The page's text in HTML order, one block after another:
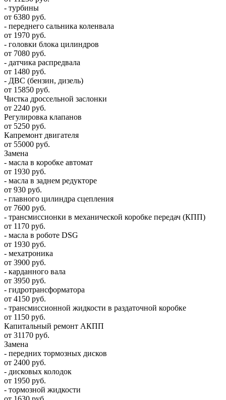
- турбины
от 6380 руб.
- переднего сальника коленвала
от 1970 руб.
- головки блока цилиндров
от 7080 руб.
- датчика распредвала
от 1480 руб.
- ДВС (бензин, дизель)
от 15850 руб.
Чистка дроссельной заслонки
от 2240 руб.
Регулировка клапанов
от 5250 руб.
Капремонт двигателя
от 55000 руб.
Замена
- масла в коробке автомат
от 1930 руб.
- масла в заднем редукторе
от 930 руб.
- главного цилиндра сцепления
от 7600 руб.
- трансмиссионки в механической коробке передач (КПП)
от 1170 руб.
- масла в роботе DSG
от 1930 руб.
- мехатроника
от 3900 руб.
- карданного вала
от 3950 руб.
- гидротрансформатора
от 4150 руб.
- трансмиссионной жидкости в раздаточной коробке
от 1150 руб.
Капитальный ремонт АКПП
от 31170 руб.
Замена
- передних тормозных дисков
от 2400 руб.
- дисковых колодок
от 1950 руб.
- тормозной жидкости